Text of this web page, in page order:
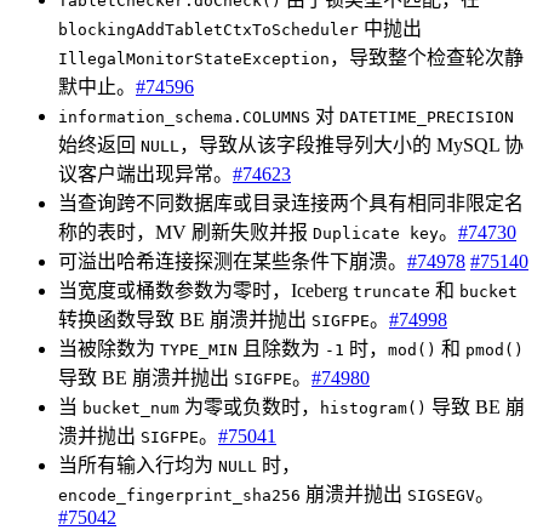
blockingAddTabletCtxToScheduler 中抛出
IllegalMonitorStateException ，导致整个检查轮次静
默中止。 #74596
information_schema.COLUMNS 对 DATETIME_PRECISION
始终返回 NULL，导致从该字段推导列大小的 MySQL 协
议客户端出现异常。 #74623
当查询跨不同数据库或目录连接两个具有相同非限定名
称的表时，MV 刷新失败并报 Duplicate key。 #74730
可溢出哈希连接探测在某些条件下崩溃。 #74978 #75140
当宽度或桶数参数为零时，Iceberg truncate 和 bucket
转换函数导致 BE 崩溃并抛出 SIGFPE。 #74998
当被除数为 TYPE_MIN 且除数为 -1 时， mod() 和 pmod()
导致 BE 崩溃并抛出 SIGFPE。 #74980
当 bucket_num 为零或负数时， histogram() 导致 BE 崩
溃并抛出 SIGFPE。 #75041
当所有输入行均为 NULL 时，
encode_fingerprint_sha256 崩溃并抛出 SIGSEGV。
#75042